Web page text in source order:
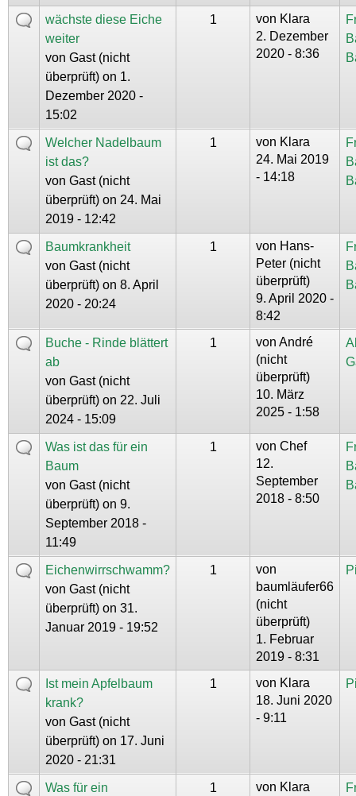
wächste diese Eiche
weiter
von Gast (nicht
überprüft) on 1.
Dezember 2020 -
15:02
1 von Klara
2. Dezember
2020 - 8:36
Welcher Nadelbaum
ist das?
von Gast (nicht
überprüft) on 24. Mai
2019 - 12:42
1 von Klara
24. Mai 2019
- 14:18
Baumkrankheit
von Gast (nicht
überprüft) on 8. April
2020 - 20:24
1 von Hans-
Peter (nicht
überprüft)
9. April 2020 -
8:42
Buche - Rinde blättert
ab
von Gast (nicht
überprüft) on 22. Juli
2024 - 15:09
1 von André
(nicht
überprüft)
10. März
2025 - 1:58
Was ist das für ein
Baum
von Gast (nicht
überprüft) on 9.
September 2018 -
11:49
1 von Chef
12.
September
2018 - 8:50
Eichenwirrschwamm?
von Gast (nicht
überprüft) on 31.
Januar 2019 - 19:52
1
von
baumläufer66
(nicht
überprüft)
1. Februar
2019 - 8:31
Ist mein Apfelbaum
krank?
von Gast (nicht
überprüft) on 17. Juni
2020 - 21:31
1 von Klara
18. Juni 2020
- 9:11
Was für ein
1 von Klara